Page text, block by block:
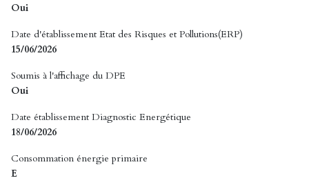
Oui
Date d'établissement Etat des Risques et Pollutions(ERP)
15/06/2026
Soumis à l'affichage du DPE
Oui
Date établissement Diagnostic Energétique
18/06/2026
Consommation énergie primaire
E